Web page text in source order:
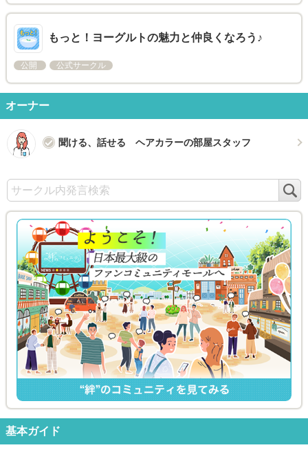
もっと！ヨーグルトの魅力と仲良くなろう♪
公開 公式サークル
オーナー
聞ける、話せる ヘアカラーの部屋スタッフ
基本ガイド